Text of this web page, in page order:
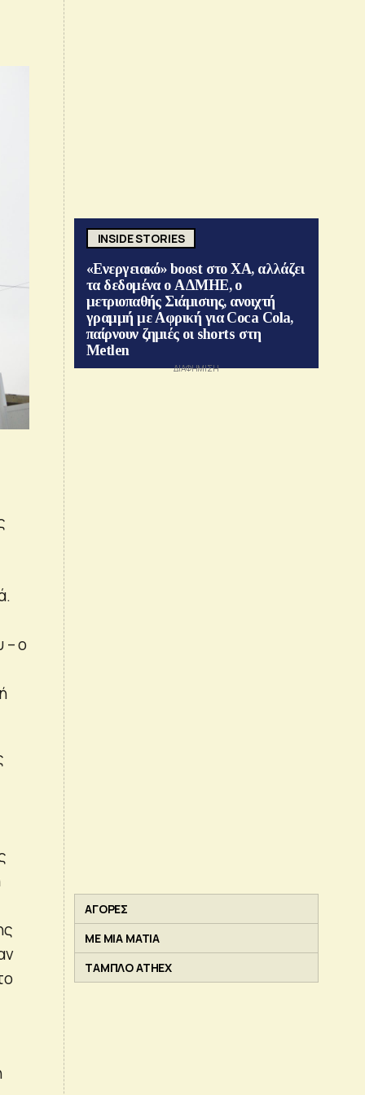
– ο
INSIDE STORIES
«Ενεργειακό» boost στο ΧΑ, αλλάζει
τα δεδομένα ο ΑΔΜΗΕ, ο
μετριοπαθής Σιάμισιης, ανοιχτή
γραμμή με Αφρική για Coca Cola,
παίρνουν ζημιές οι shorts στη
Metlen
ΑΓΟΡΕΣ
ΜΕ ΜΙΑ ΜΑΤΙΑ
ΤΑΜΠΛΟ ATHEX